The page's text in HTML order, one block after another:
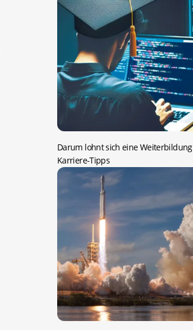
Darum lohnt sich eine Weiterbildung
Karriere-Tipps